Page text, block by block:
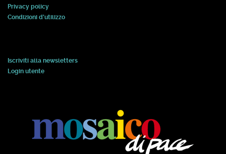
Privacy policy
Condizioni d'utilizzo
Iscriviti alla newsletters
Login utente